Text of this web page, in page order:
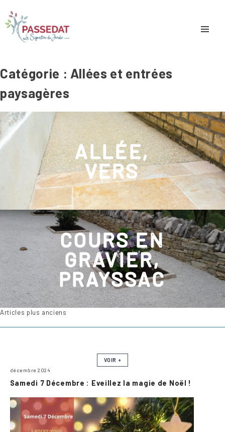
Catégorie : Allées et entrées
paysagères
ALLÉE,
VERS
COURS EN
GRAVIER,
PRAYSSAC
Navigation
des
Articles plus anciens
décembre 2024
Samedi 7 Décembre : Eveillez la magie de Noël !
VOIR +